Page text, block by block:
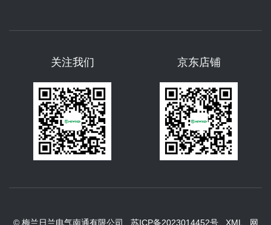
京东店铺
关注我们
© 梅兰日兰电气南通有限公司 苏ICP备2023014452号 XML 网